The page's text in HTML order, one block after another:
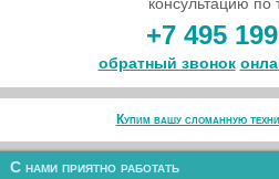
+7 495
обратный звонок
Купим вашу сломанную
С нами приятно работать